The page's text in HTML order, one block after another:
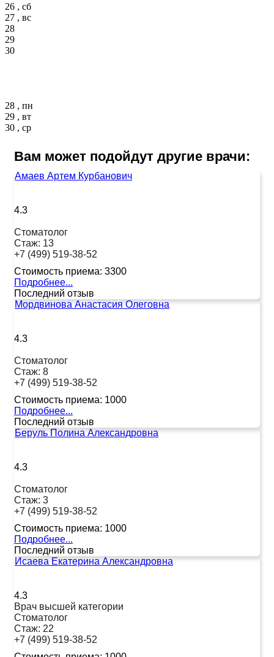
26 , сб
27 , вс
28
29
30
28 , пн
29 , вт
30 , ср
Вам может подойдут другие врачи:
Амаев Артем Курбанович
4.3
Стоматолог
Стаж: 13
+7 (499) 519-38-52
Стоимость приема: 3300
Подробнее...
Последний отзыв
Мордвинова Анастасия Олеговна
4.3
Стоматолог
Стаж: 8
+7 (499) 519-38-52
Стоимость приема: 1000
Подробнее...
Последний отзыв
Беруль Полина Александровна
4.3
Стоматолог
Стаж: 3
+7 (499) 519-38-52
Стоимость приема: 1000
Подробнее...
Последний отзыв
Исаева Екатерина Александровна
4.3
Врач высшей категории
Стоматолог
Стаж: 22
+7 (499) 519-38-52